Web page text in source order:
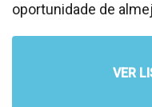
oportunidade de
VER